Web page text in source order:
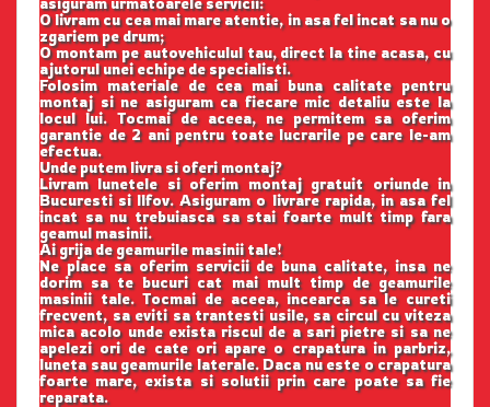
O livram cu cea mai mare atentie, in asa fel incat sa nu o
zgariem pe drum;
O montam pe autovehiculul tau, direct la tine acasa, cu
ajutorul unei echipe de specialisti.
Folosim materiale de cea mai buna calitate pentru
montaj si ne asiguram ca fiecare mic detaliu este la
locul lui. Tocmai de aceea, ne permitem sa oferim
garantie de 2 ani pentru toate lucrarile pe care le-am
efectua.
Unde putem livra si oferi montaj?
Livram lunetele si oferim montaj gratuit oriunde in
Bucuresti si Ilfov. Asiguram o livrare rapida, in asa fel
incat sa nu trebuiasca sa stai foarte mult timp fara
geamul masinii.
Ai grija de geamurile masinii tale!
Ne place sa oferim servicii de buna calitate, insa ne
dorim sa te bucuri cat mai mult timp de geamurile
masinii tale. Tocmai de aceea, incearca sa le cureti
frecvent, sa eviti sa trantesti usile, sa circul cu viteza
mica acolo unde exista riscul de a sari pietre si sa ne
apelezi ori de cate ori apare o crapatura in parbriz,
luneta sau geamurile laterale. Daca nu este o crapatura
foarte mare, exista si solutii prin care poate sa fie
reparata.